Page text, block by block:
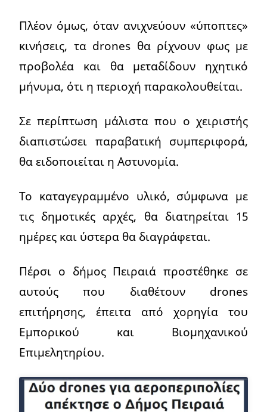
Πλέον όμως, όταν ανιχνεύουν «ύποπτες»
κινήσεις, τα drones θα ρίχνουν φως με
προβολέα και θα μεταδίδουν ηχητικό
μήνυμα, ότι η περιοχή παρακολουθείται.
Σε περίπτωση μάλιστα που ο χειριστής
διαπιστώσει παραβατική συμπεριφορά,
θα ειδοποιείται η Αστυνομία.
Το καταγεγραμμένο υλικό, σύμφωνα με
τις δημοτικές αρχές, θα διατηρείται 15
ημέρες και ύστερα θα διαγράφεται.
Πέρσι ο δήμος Πειραιά προστέθηκε σε
αυτούς που διαθέτουν drones
επιτήρησης, έπειτα από χορηγία του
Εμπορικού και Βιομηχανικού
Επιμελητηρίου.